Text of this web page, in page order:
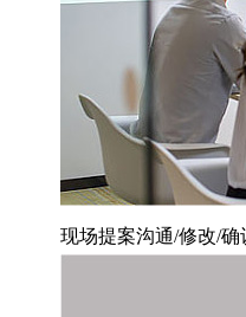
现场提案沟通/修改/确